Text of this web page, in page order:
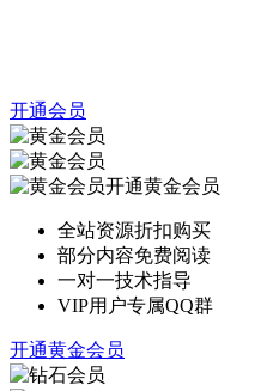
开通会员
开通黄金会员
全站资源折扣购买
部分内容免费阅读
一对一技术指导
VIP用户专属QQ群
开通黄金会员